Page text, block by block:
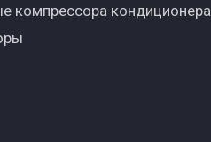
компрессора кондиционера